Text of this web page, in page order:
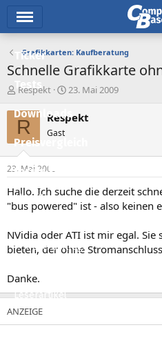
Ticker
Tests
Downloads
Preisvergleich
Forum
Aktuelles
Neue Beiträge
Leserartikel
Grafikkarten: Kaufberatung
Schnelle Grafikkarte
E
s
t
e
e
r
Respekt
E
s
t
a
m
23. Mai 2009
R Respekt
Gast
23. Mai 2009
Hallo. Ich suche die derzeit
"bus powered" ist - also keinen
NVidia oder ATI ist mir egal. Sie
bieten, der ohne
Danke.